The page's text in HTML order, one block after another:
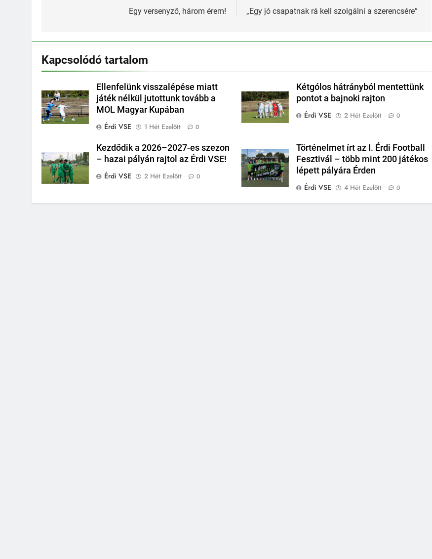
Egy versenyző, három érem!
„Egy jó csapatnak rá kell szolgálni a szerencsére”
Kapcsolódó tartalom
Ellenfelünk visszalépése miatt
játék nélkül jutottunk tovább a
MOL Magyar Kupában
Érdi VSE
1 Hét Ezelőtt 0
Kétgólos hátrányból mentettünk
pontot a bajnoki rajton
Érdi VSE
2 Hét Ezelőtt 0
Kezdődik a 2026–2027-es szezon
– hazai pályán rajtol az Érdi VSE!
Érdi VSE
2 Hét Ezelőtt 0
Történelmet írt az I. Érdi Football
Fesztivál – több mint 200 játékos
lépett pályára Érden
Érdi VSE
4 Hét Ezelőtt 0